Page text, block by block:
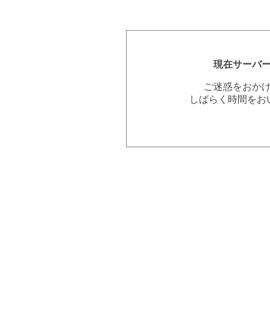
現在サーバ
ご迷惑をおか
しばらく時間を